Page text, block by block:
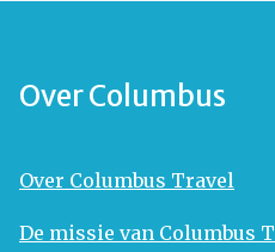
Over Columbus
Over Columbus Travel
De missie van Columbus